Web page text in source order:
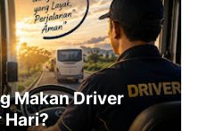
Makan Driver
Hari?